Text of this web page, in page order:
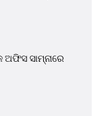
ସାମ୍ନାରେ